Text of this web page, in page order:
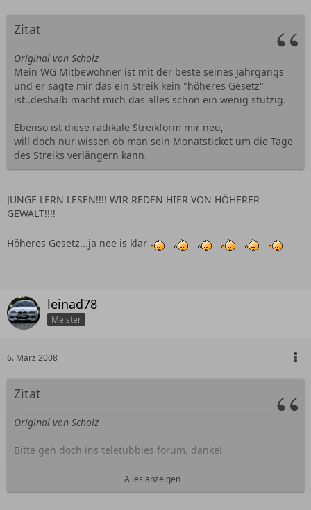
Zitat
Original von Scholz
Mein WG Mitbewohner ist mit der beste seines Jahrgangs
und er sagte mir das ein Streik kein "höheres Gesetz"
ist..deshalb macht mich das alles schon ein wenig stutzig.
Ebenso ist diese radikale Streikform mir neu,
will doch nur wissen ob man sein Monatsticket um die Tage
des Streiks verlängern kann.
JUNGE LERN LESEN!!!! WIR REDEN HIER VON HÖHERER
GEWALT!!!!
Höheres Gesetz...ja nee is klar
leinad78
Meister
6. März 2008
Zitat
Original von Scholz
Bitte geh doch ins teletubbies forum, danke!
Muss man das verstehen wenn man nur mal eine rechtliche
Grundlage erfahren möchte?
Alles anzeigen